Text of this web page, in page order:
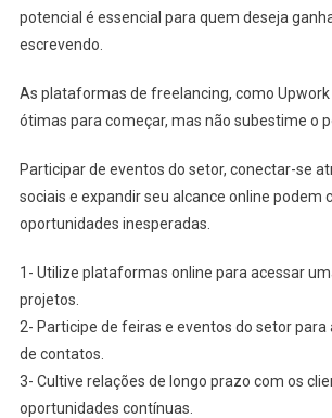
potencial é essencial para quem deseja
escrevendo.
As plataformas de freelancing, como Upwork
ótimas para começar, mas não subestime o
Participar de eventos do setor, conectar-se
sociais e expandir seu alcance online podem
oportunidades inesperadas.
1- Utilize plataformas online para acessar
projetos.
2- Participe de feiras e eventos do setor
de contatos.
3- Cultive relações de longo prazo com os
oportunidades contínuas.